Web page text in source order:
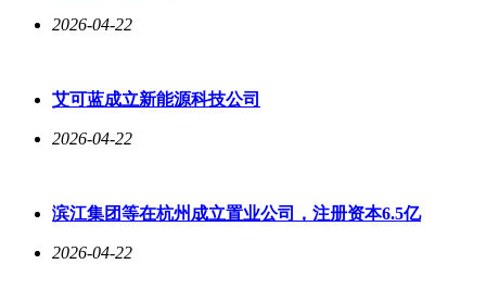
2026-04-22
艾可蓝成立新能源科技公司
2026-04-22
滨江集团等在杭州成立置业公司，注册资本6.5亿
2026-04-22